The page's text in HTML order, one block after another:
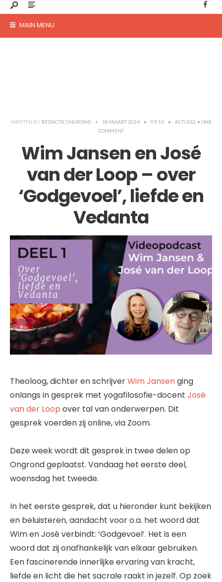
MAIN MENU
WRITTEN BY REDACTIE ONGROND • 18 MAART 2024 • 09:13 • ACTUEEL • ONE
COMMENT
Wim Jansen en José
van der Loop – over
‘Godgevoel’, liefde en
Vedanta
Theoloog, dichter en schrijverWim Jansenging
onlangs in gesprek met yogafilosofie-docent José
van der Loop over tal van onderwerpen. Dit
gesprek voerden zij online, via Zoom.
Deze week wordt dit gesprek in twee delen op
Ongrond geplaatst. Vandaag het eerste deel,
woensdag het tweede.
In het eerste gesprek, dat u hieronder kunt bekijken
en beluisteren, aandacht voor o.a. het woord dat
Wim en José verbindt: ‘Godgevoel’. Het is een
woord dat zij onafhankelijk van elkaar gebruiken.
Een fascinerende innerlijke ervaring van kracht,
liefde en licht die het sacrale raakt in jezelf. Op zoek